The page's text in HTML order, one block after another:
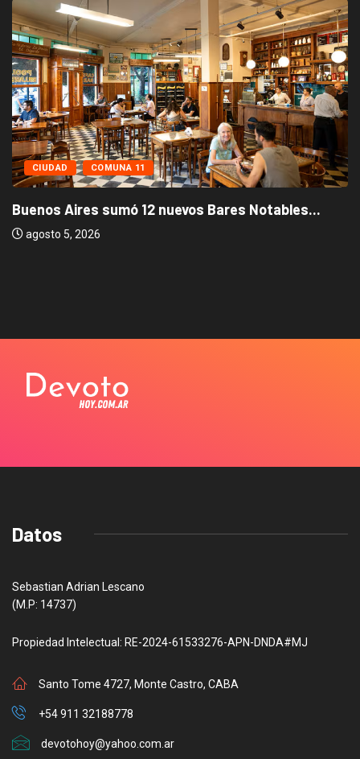
CIUDAD COMUNA 11
Buenos Aires sumó 12 nuevos Bares Notables...
agosto 5, 2026
Datos
Sebastian Adrian Lescano
(M.P: 14737)
Propiedad Intelectual: RE-2024-61533276-APN-DNDA#MJ
Santo Tome 4727, Monte Castro, CABA
+54 911 32188778
devotohoy@yahoo.com.ar